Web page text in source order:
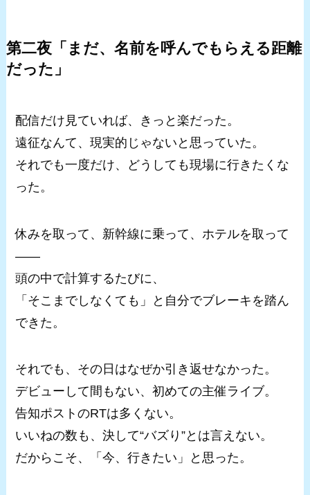
第二夜「まだ、名前を呼んでもらえる距離
だった」
配信だけ見ていれば、きっと楽だった。
遠征なんて、現実的じゃないと思っていた。
それでも一度だけ、どうしても現場に行きたくな
った。
休みを取って、新幹線に乗って、ホテルを取って
――
頭の中で計算するたびに、
「そこまでしなくても」と自分でブレーキを踏ん
できた。
それでも、その日はなぜか引き返せなかった。
デビューして間もない、初めての主催ライブ。
告知ポストのRTは多くない。
いいねの数も、決して“バズり”とは言えない。
だからこそ、「今、行きたい」と思った。